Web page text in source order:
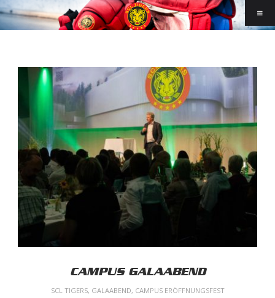
CAMPUS GALAABEND
SCL TIGERS, GALAABEND, CAMPUS ERÖFFNUNGSFEST